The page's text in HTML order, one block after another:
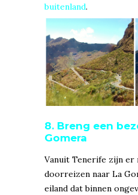
buitenland.
8. Breng een
Gomera
Vanuit Tenerife zijn
doorreizen naar La
eiland dat binnen